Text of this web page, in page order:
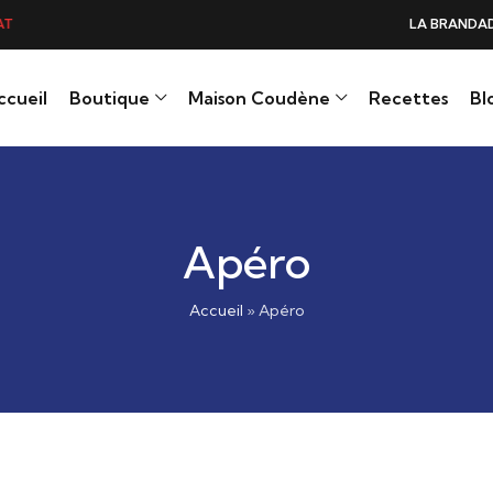
DE MORUE PRÉFÉRÉE DES GOURMANDS, N°1 DANS LES CŒURS ET
Boutique Maison Coudène Recettes
Apéro
Accueil » Apéro